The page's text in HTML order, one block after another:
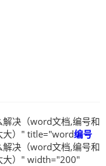
解决（word文档,编号和
大）" title="word编号
解决（word文档,编号和
大）" width="200"